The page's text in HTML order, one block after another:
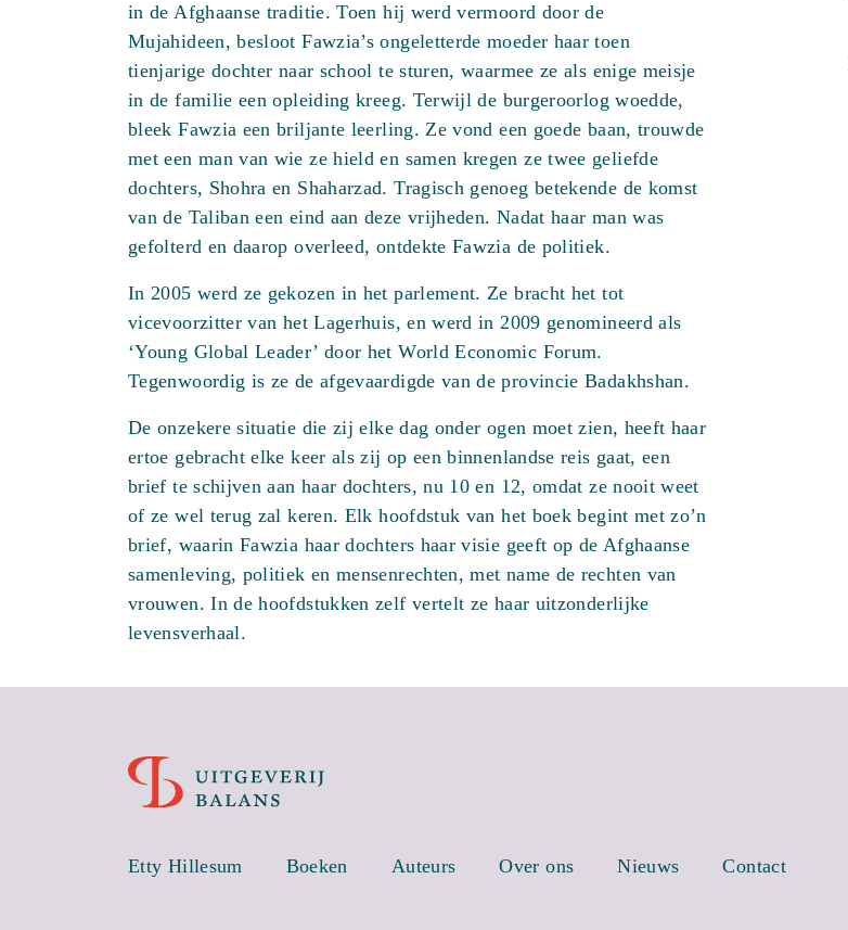
in de Afghaanse traditie. Toen hij werd vermoord door de
Mujahideen, besloot Fawzia’s ongeletterde moeder haar toen
tienjarige dochter naar school te sturen, waarmee ze als enige meisje
in de familie een opleiding kreeg. Terwijl de burgeroorlog woedde,
bleek Fawzia een briljante leerling. Ze vond een goede baan, trouwde
met een man van wie ze hield en samen kregen ze twee geliefde
dochters, Shohra en Shaharzad. Tragisch genoeg betekende de komst
van de Taliban een eind aan deze vrijheden. Nadat haar man was
gefolterd en daarop overleed, ontdekte Fawzia de politiek.
In 2005 werd ze gekozen in het parlement. Ze bracht het tot
vicevoorzitter van het Lagerhuis, en werd in 2009 genomineerd als
‘Young Global Leader’ door het World Economic Forum.
Tegenwoordig is ze de afgevaardigde van de provincie Badakhshan.
De onzekere situatie die zij elke dag onder ogen moet zien, heeft haar
ertoe gebracht elke keer als zij op een binnenlandse reis gaat, een
brief te schijven aan haar dochters, nu 10 en 12, omdat ze nooit weet
of ze wel terug zal keren. Elk hoofdstuk van het boek begint met zo’n
brief, waarin Fawzia haar dochters haar visie geeft op de Afghaanse
samenleving, politiek en mensenrechten, met name de rechten van
vrouwen. In de hoofdstukken zelf vertelt ze haar uitzonderlijke
levensverhaal.
Etty Hillesum Boeken Auteurs Over ons Nieuws Contact